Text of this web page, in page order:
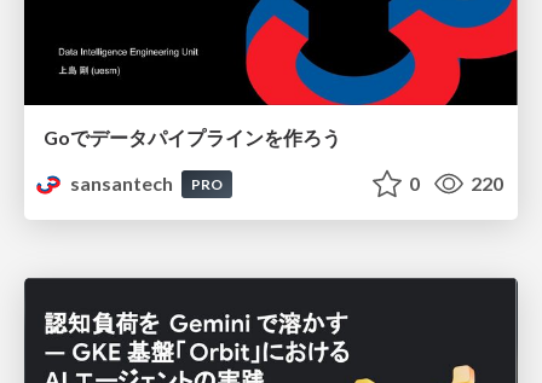
Goでデータパイプラインを作ろう
sansantech
PRO 0 220